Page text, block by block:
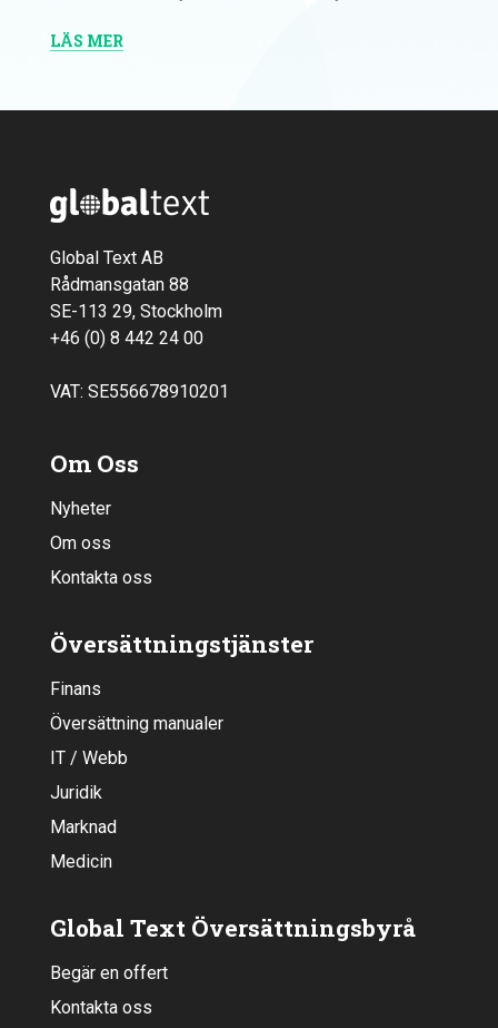
LÄS MER
Global Text AB
Rådmansgatan 88
SE-113 29, Stockholm
+46 (0) 8 442 24 00
VAT: SE556678910201
Om Oss
Nyheter
Om oss
Kontakta oss
Översättningstjänster
Finans
Översättning manualer
IT / Webb
Juridik
Marknad
Medicin
Global Text Översättningsbyrå
Begär en offert
Kontakta oss